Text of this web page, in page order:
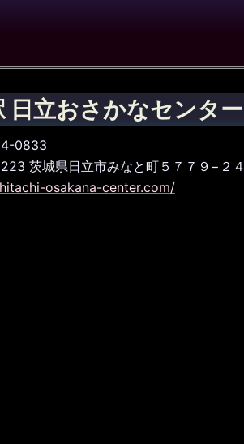
日立おさかなセンター
0833
茨城県日立市みなと町５７７９−２４
osakana-center.com/